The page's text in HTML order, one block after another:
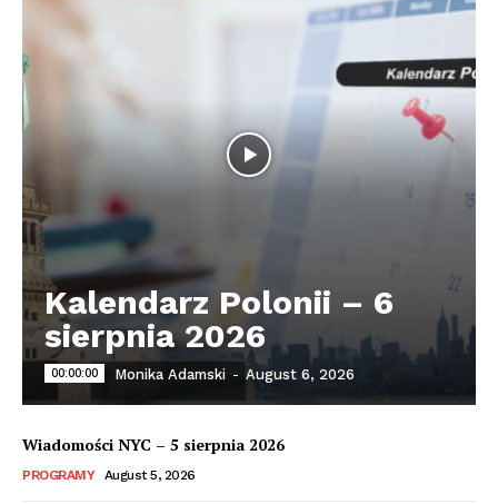
Kalendarz Polonii – 6
sierpnia 2026
00:00:00 Monika Adamski - August 6, 2026
Wiadomości NYC – 5 sierpnia 2026
PROGRAMY August 5, 2026